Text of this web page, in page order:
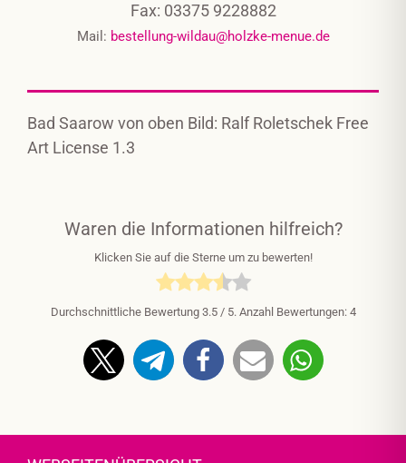
Fax: 03375 9228882
Mail: bestellung-wildau@holzke-menue.de
Bad Saarow von oben Bild: Ralf Roletschek Free
Art License 1.3
Waren die Informationen hilfreich?
Klicken Sie auf die Sterne um zu bewerten!
Durchschnittliche Bewertung 3.5/ 5. Anzahl Bewertungen: 4